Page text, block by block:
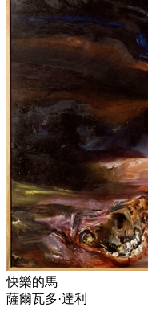
快樂的馬
薩爾瓦多·達利